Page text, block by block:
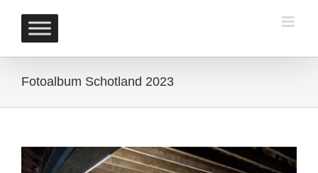
content
Fotoalbum Schotland 2023
View
Larger